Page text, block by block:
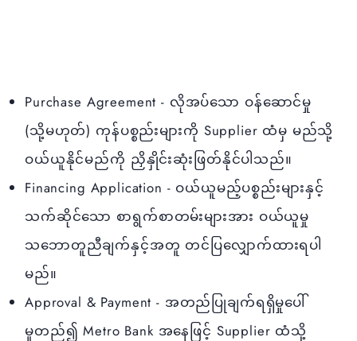
Purchase Agreement - လိုအပ်သော ဝန်ဆောင်မှု
(သို့မဟုတ်) ကုန်ပစ္စည်းများကို Supplier ထံမှ မည်သို့
ဝယ်ယူနိုင်မည်ကို ညှိနှိုင်းဆုံးဖြတ်နိုင်ပါသည်။
Financing Application - ဝယ်ယူမည့်ပစ္စည်းများနှင့်
သက်ဆိုင်သော စာရွက်စာတမ်းများအား ဝယ်ယူမှု
သဘောတူညီချက်နှင့်အတူ တင်ပြလျှောက်ထားရပါ
မည်။
Approval & Payment - အတည်ပြုချက်ရရှိမှုပေါ်
မူတည်၍ Metro Bank အနေဖြင့် Supplier ထံသို့